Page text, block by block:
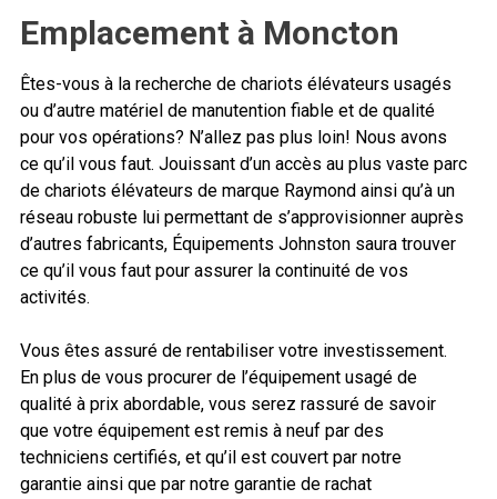
Emplacement à Moncton
Êtes-vous à la recherche de chariots élévateurs usagés
ou d’autre matériel de manutention fiable et de qualité
pour vos opérations? N’allez pas plus loin! Nous avons
ce qu’il vous faut. Jouissant d’un accès au plus vaste parc
de chariots élévateurs de marque Raymond ainsi qu’à un
réseau robuste lui permettant de s’approvisionner auprès
d’autres fabricants, Équipements Johnston saura trouver
ce qu’il vous faut pour assurer la continuité de vos
activités.
Vous êtes assuré de rentabiliser votre investissement.
En plus de vous procurer de l’équipement usagé de
qualité à prix abordable, vous serez rassuré de savoir
que votre équipement est remis à neuf par des
techniciens certifiés, et qu’il est couvert par notre
garantie ainsi que par notre garantie de rachat